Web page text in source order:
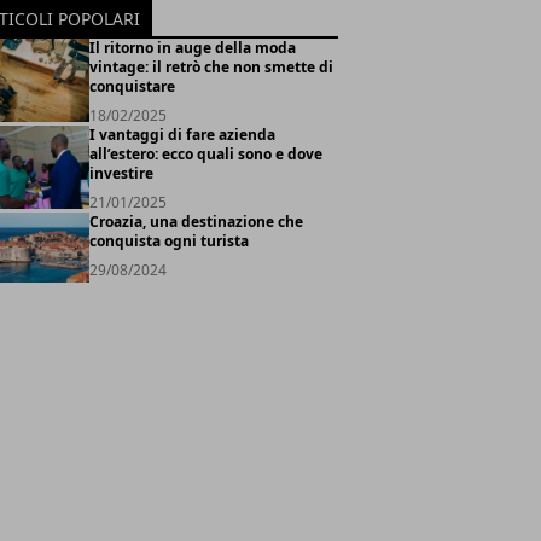
POPOLARI
Il ritorno in auge della moda
vintage: il retrò che non smette di
conquistare
18/02/2025
I vantaggi di fare azienda
all’estero: ecco quali sono e dove
investire
21/01/2025
Croazia, una destinazione che
conquista ogni turista
29/08/2024